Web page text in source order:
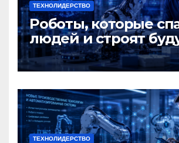
ТЕХНОЛИДЕРСТВО
Роботы, которые
людей и строят
ТЕХНОЛИДЕРСТВО